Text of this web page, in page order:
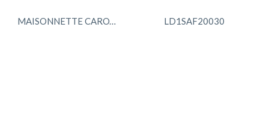
MAISONNETTE CAROTTE LD1SAF20030